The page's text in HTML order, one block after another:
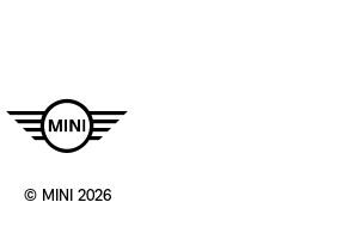
© MINI 2026